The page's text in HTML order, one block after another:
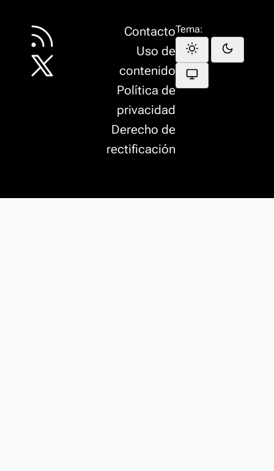
Contacto
Uso de
contenido
Política de
privacidad
Derecho de
rectificación
Tema: